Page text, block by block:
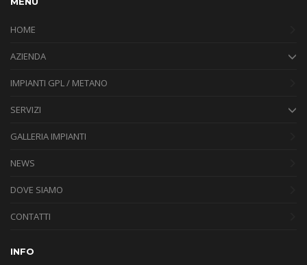
HOME
AZIENDA
IMPIANTI GPL / METANO
SERVIZI
GALLERIA IMPIANTI
NEWS
DOVE SIAMO
CONTATTI
INFO